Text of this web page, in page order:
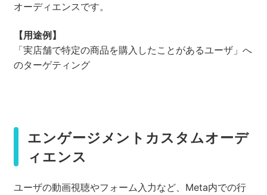
オーディエンスです。
【用途例】
「実店舗で特定の商品を購入したことがあるユーザ」へ
のターゲティング
エンゲージメントカスタムオーデ
ィエンス
ユーザの動画視聴やフォーム入力など、Meta内での行